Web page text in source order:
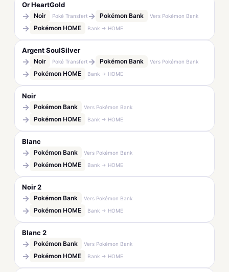
Or HeartGold
→ Noir Poké Transfert → Pokémon Bank Vers Pokémon Bank
→ Pokémon HOME Bank → HOME
Argent SoulSilver
→ Noir Poké Transfert → Pokémon Bank Vers Pokémon Bank
→ Pokémon HOME Bank → HOME
Noir
→ Pokémon Bank Vers Pokémon Bank
→ Pokémon HOME Bank → HOME
Blanc
→ Pokémon Bank Vers Pokémon Bank
→ Pokémon HOME Bank → HOME
Noir 2
→ Pokémon Bank Vers Pokémon Bank
→ Pokémon HOME Bank → HOME
Blanc 2
→ Pokémon Bank Vers Pokémon Bank
→ Pokémon HOME Bank → HOME